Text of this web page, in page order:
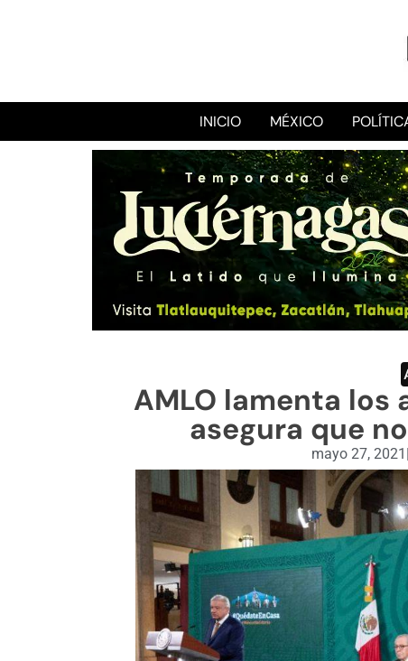
INICIO MÉXICO
AMLO lamenta
asegura que
mayo 27, 2021